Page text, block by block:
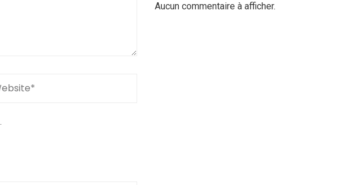
Aucun commentaire à afficher.